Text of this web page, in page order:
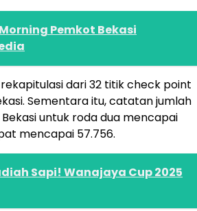
Pemkot Bekasi
dari 32 titik check point
Sementara itu, catatan jumlah
untuk roda dua mencapai
mencapai 57.756.
Sapi! Wanajaya Cup 2025